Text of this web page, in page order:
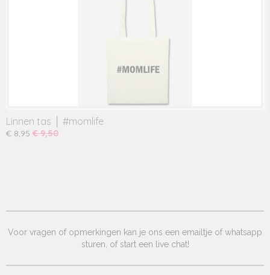
Linnen tas │ #momlife
€ 8,95 € 9,50
Voor vragen of opmerkingen kan je ons een emailtje of whatsapp
sturen, of start een live chat!